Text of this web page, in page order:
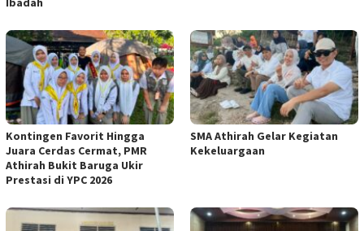
Kontingen Favorit Hingga
Juara Cerdas Cermat, PMR
Athirah Bukit Baruga Ukir
Prestasi di YPC 2026
SMA Athirah Gelar Kegiatan
Kekeluargaan